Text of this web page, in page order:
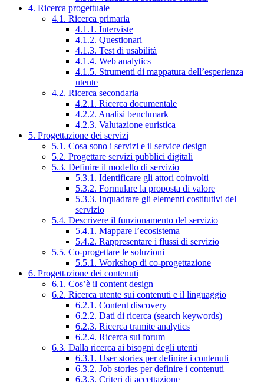
4. Ricerca progettuale
4.1. Ricerca primaria
4.1.1. Interviste
4.1.2. Questionari
4.1.3. Test di usabilità
4.1.4. Web analytics
4.1.5. Strumenti di mappatura dell’esperienza
utente
4.2. Ricerca secondaria
4.2.1. Ricerca documentale
4.2.2. Analisi benchmark
4.2.3. Valutazione euristica
5. Progettazione dei servizi
5.1. Cosa sono i servizi e il service design
5.2. Progettare servizi pubblici digitali
5.3. Definire il modello di servizio
5.3.1. Identificare gli attori coinvolti
5.3.2. Formulare la proposta di valore
5.3.3. Inquadrare gli elementi costitutivi del
servizio
5.4. Descrivere il funzionamento del servizio
5.4.1. Mappare l’ecosistema
5.4.2. Rappresentare i flussi di servizio
5.5. Co-progettare le soluzioni
5.5.1. Workshop di co-progettazione
6. Progettazione dei contenuti
6.1. Cos’è il content design
6.2. Ricerca utente sui contenuti e il linguaggio
6.2.1. Content discovery
6.2.2. Dati di ricerca (search keywords)
6.2.3. Ricerca tramite analytics
6.2.4. Ricerca sui forum
6.3. Dalla ricerca ai bisogni degli utenti
6.3.1. User stories per definire i contenuti
6.3.2. Job stories per definire i contenuti
6.3.3. Criteri di accettazione